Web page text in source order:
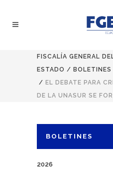
FISCALÍA GENERAL
ESTADO / BOLETINES
/ EL DEBATE PARA
DE LA UNASUR SE
BOLETINES
2026